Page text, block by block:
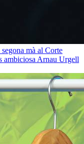
mà al Corte
ambiciosa Arnau Urgell